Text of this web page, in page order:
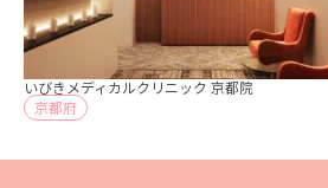
いびきメディカルクリニック 京都院
京都府